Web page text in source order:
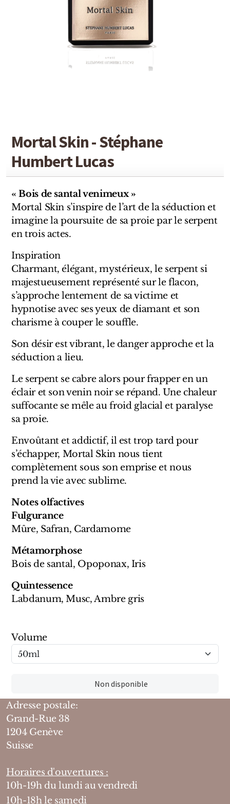
Mortal Skin - Stéphane
Humbert Lucas
« Bois de santal venimeux »
Mortal Skin s’inspire de l’art de la séduction et
imagine la poursuite de sa proie par le serpent
en trois actes.
Inspiration
Charmant, élégant, mystérieux, le serpent si
majestueusement représenté sur le flacon,
s’approche lentement de sa victime et
hypnotise avec ses yeux de diamant et son
charisme à couper le souffle.
Son désir est vibrant, le danger approche et la
séduction a lieu.
Le serpent se cabre alors pour frapper en un
éclair et son venin noir se répand. Une chaleur
suffocante se mêle au froid glacial et paralyse
sa proie.
Envoûtant et addictif, il est trop tard pour
s’échapper, Mortal Skin nous tient
complètement sous son emprise et nous
prend la vie avec sublime.
Notes olfactives
Fulgurance
Mûre, Safran, Cardamome
Métamorphose
Bois de santal, Opoponax, Iris
Quintessence
Labdanum, Musc, Ambre gris
Volume
Non disponible
Adresse postale:
Grand-Rue 38
1204 Genève
Suisse
Horaires d'ouvertures :
10h-19h du lundi au vendredi
10h-18h le samedi
Stéphane Humbert Lucas
The Different Company
Perris Monte-carlo
Trudon
Marques Italiennes
Eau D'Italie
Santa Maria Novella
Profumum Roma
Marques Suisses
Créateur Olfactif Genève
Pernoire
Sam William
Marques Néerlandaises
Pure Distance
Marques Anglaises
Marques Argentines
Altaia
Pour Lui
Pour Elle
Mixte
Bougies
Cosmétiques